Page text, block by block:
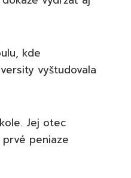
kde
vyštudovala
Jej otec
peniaze